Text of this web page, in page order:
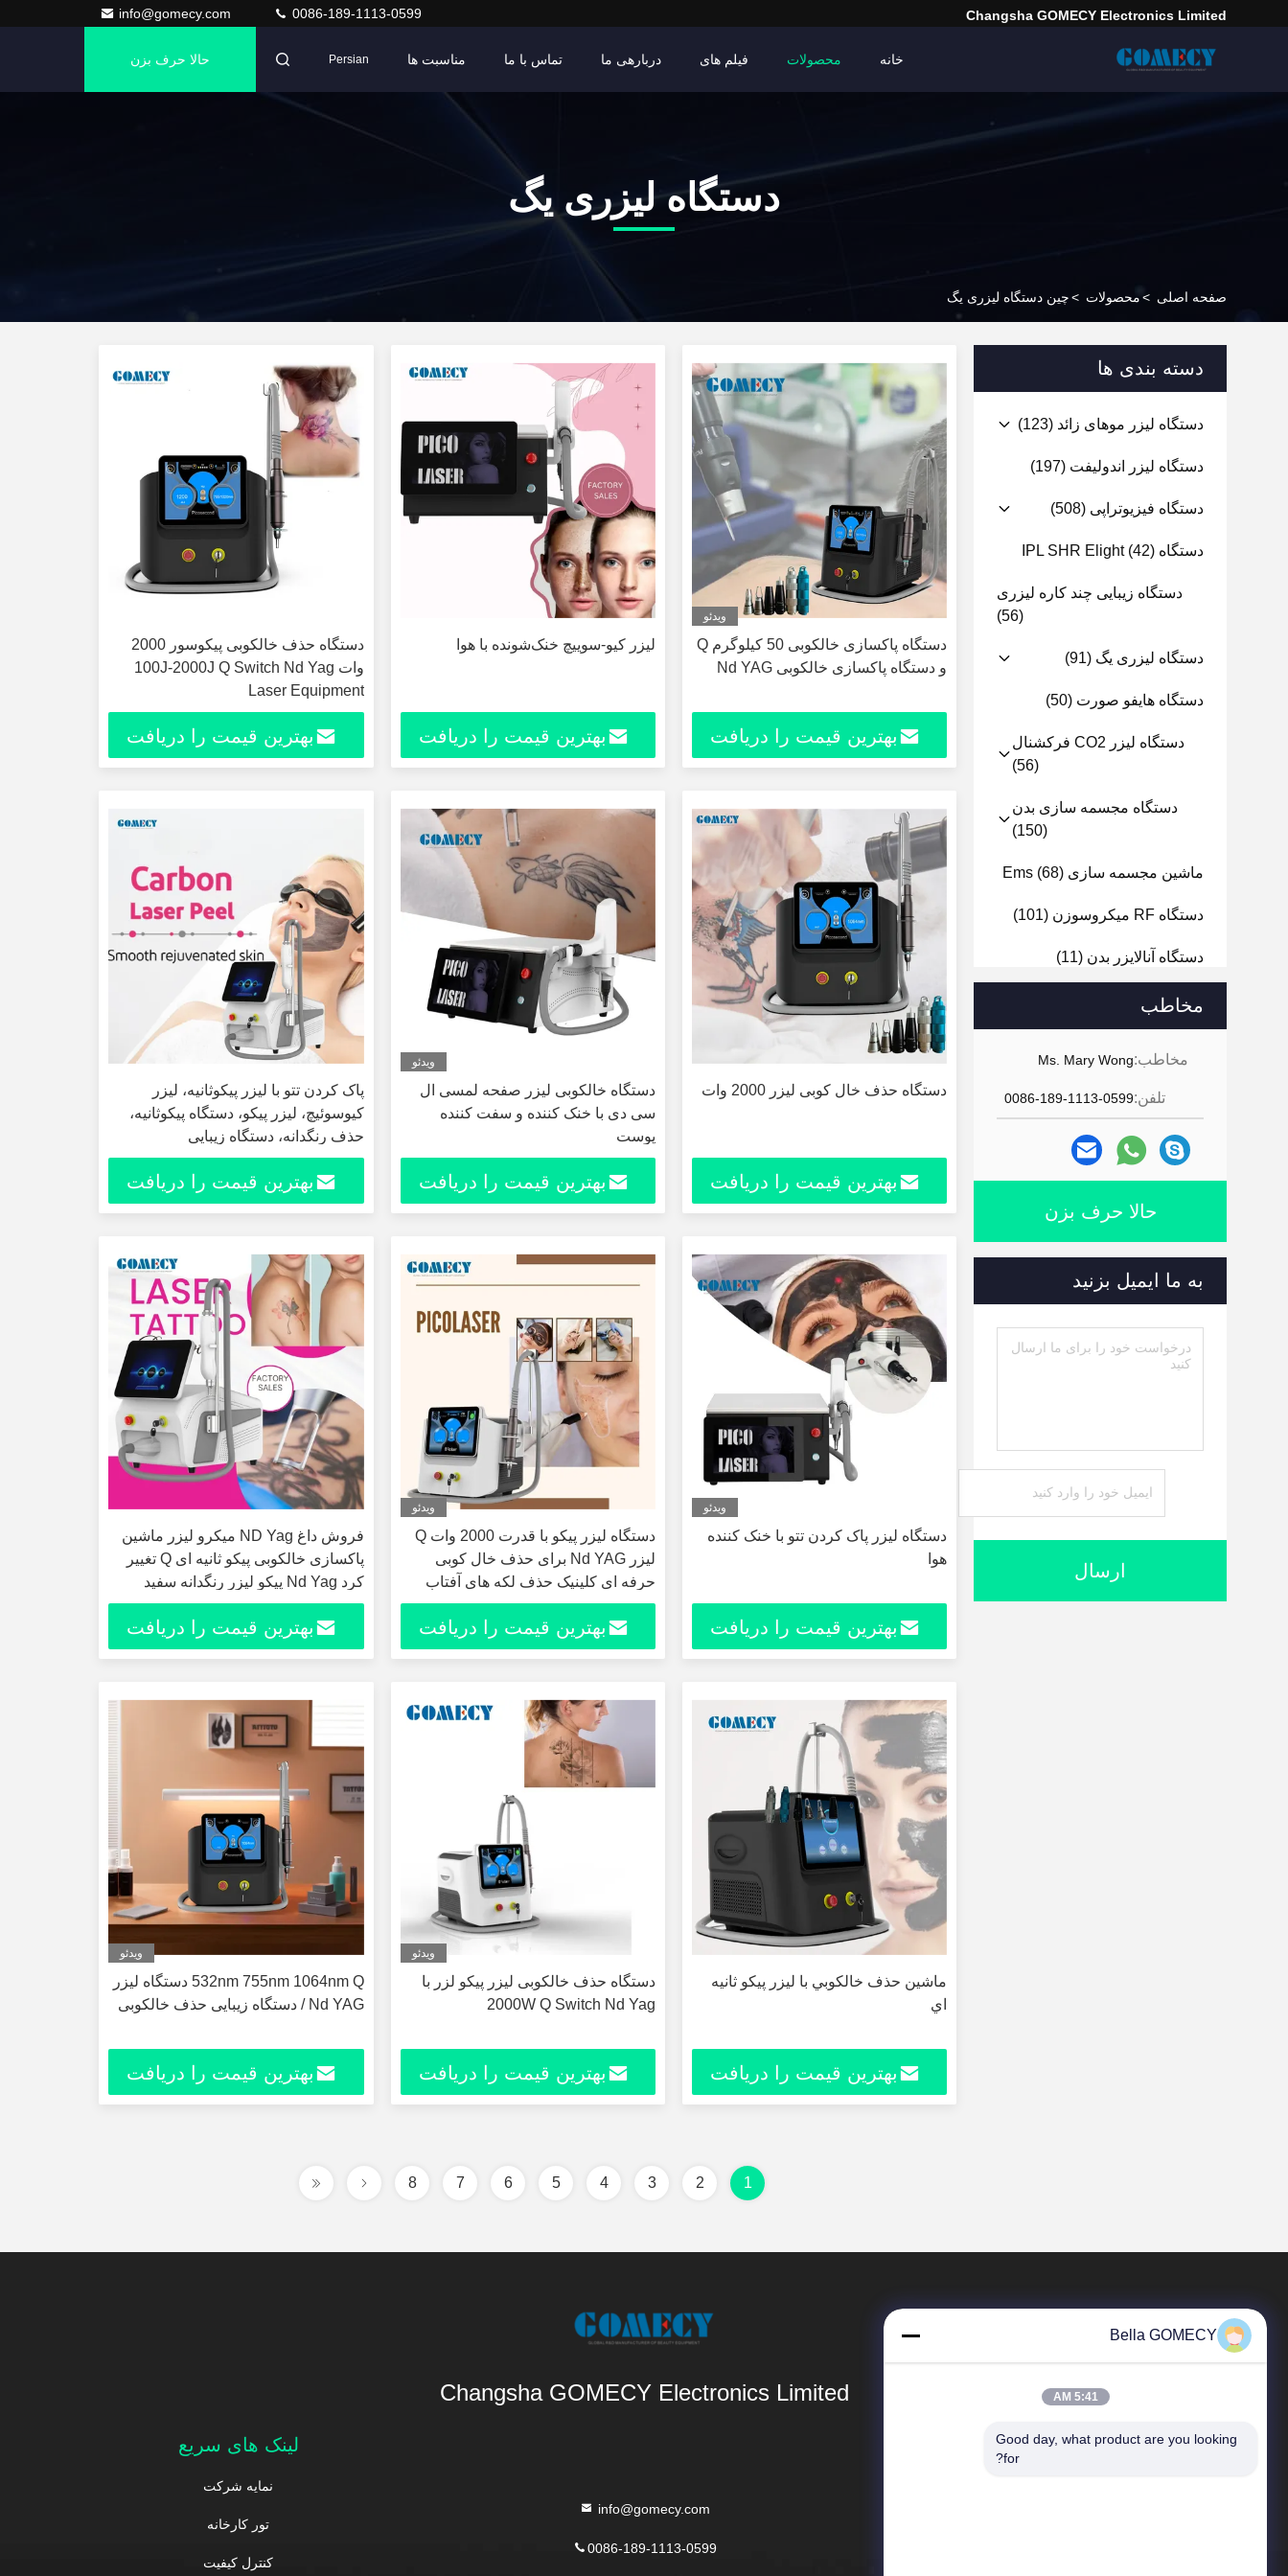
Changsha GOMECY Electronics Limited
info@gomecy.com 0086-189-1113-0599
خانه محصولات فیلم های دربارهی ما تماس با ما مناسبت ها Persian حالا حرف بزن
دستگاه لیزری یگ
صفحه اصلی >محصولات >چین دستگاه لیزری یگ
دسته بندی ها
دستگاه لیزر موهای زائد (123)
دستگاه لیزر اندولیفت (197)
دستگاه فیزیوتراپی (508)
دستگاه IPL SHR Elight (42)
دستگاه زیبایی چند کاره لیزری
(56)
دستگاه لیزری یگ (91)
دستگاه هایفو صورت (50)
دستگاه لیزر CO2 فرکشنال
(56)
دستگاه مجسمه سازی بدن
(150)
ماشین مجسمه سازی Ems (68)
دستگاه RF میکروسوزن (101)
دستگاه آنالایزر بدن (11)
دستگاه آنالایزر صورت
مخاطب
مخاطب:Ms. Mary Wong
تلفن:0086-189-1113-0599
حالا حرف بزن
به ما ایمیل بزنید
ارسال
ویدئو
دستگاه پاکسازی خالکوبی 50 کیلوگرم Q
و دستگاه پاکسازی خالکوبی Nd YAG
بهترین قیمت را دریافت
لیزر کیو-سوییچ خنک‌شونده با هوا
بهترین قیمت را دریافت
دستگاه حذف خالکوبی پیکوسور 2000
وات 100J-2000J Q Switch Nd Yag
Laser Equipment
بهترین قیمت را دریافت
دستگاه حذف خال کوبی لیزر 2000 وات
بهترین قیمت را دریافت
ویدئو
دستگاه خالکوبی لیزر صفحه لمسی ال
سی دی با خنک کننده و سفت کننده
پوست
بهترین قیمت را دریافت
پاک کردن تتو با لیزر پیکوثانیه، لیزر
کیوسوئیچ، لیزر پیکو، دستگاه پیکوثانیه،
حذف رنگدانه، دستگاه زیبایی
بهترین قیمت را دریافت
ویدئو
دستگاه لیزر پاک کردن تتو با خنک کننده
هوا
بهترین قیمت را دریافت
ویدئو
دستگاه لیزر پیکو با قدرت 2000 وات Q
لیزر Nd YAG برای حذف خال کوبی
حرفه ای کلینیک حذف لکه های آفتاب
بدون نفوذ پوست کربن دستگاه جوان
سازی پوستبهترین قیمت را دریافت
فروش داغ ND Yag میکرو لیزر ماشین
پاکسازی خالکوبی پیکو ثانیه ای Q تغییر
کرد Nd Yag پیکو لیزر رنگدانه سفید
کننده پوست
بهترین قیمت را دریافت
ماشين حذف خالکوبي با ليزر پيکو ثانيه
اي
بهترین قیمت را دریافت
ویدئو
دستگاه حذف خالکوبی لیزر پیکو لزر با
2000W Q Switch Nd Yag
بهترین قیمت را دریافت
ویدئو
532nm 755nm 1064nm Q دستگاه لیزر
Nd YAG / دستگاه زیبایی حذف خالکوبی
بهترین قیمت را دریافت
1
2
3
4
5
6
7
8
Changsha GOMECY Electronics Limited
محصولات
info@gomecy.com
0086-189-1113-0599
لینک های سریع
نمایه شرکت
تور کارخانه
کنترل کیفیت
Bella GOMECY
5:41 AM
Good day, what product are you looking
for?